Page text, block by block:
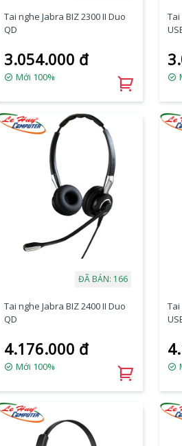
Tai nghe Jabra BIZ 2300 II Duo
QD
3.054.000 đ
Mới 100%
Tai
ĐÃ BÁN: 166
Tai nghe Jabra BIZ 2400 II Duo
QD
4.176.000 đ
Mới 100%
Tai